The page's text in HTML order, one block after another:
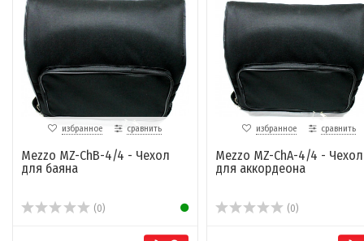
избранное сравнить
Mezzo MZ-ChB-4/4 - Чехол
для баяна
(0)
избранное сравнить
Mezzo MZ-ChA-4/4 - Чехол
для аккордеона
(0)